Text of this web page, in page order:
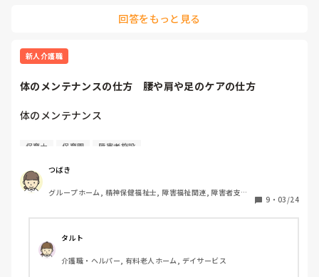
回答をもっと見る
新人介護職
体のメンテナンスの仕方　腰や肩や足のケアの仕方
体のメンテナンス
はじめまして。つばきです。
ープホームで働いています。
最近肩や足がズキズキします。
体仕事なので、体のおすすめのメンテナンス法があれば教え
よろしくお願い致します。
保育士 保育園 障害者施設
つばき
グループホーム, 精神保健福祉士, 障害福祉関連, 障害者支援
9 ・ 03/24
タルト
介護職・ヘルパー, 有料老人ホーム, デイサービス